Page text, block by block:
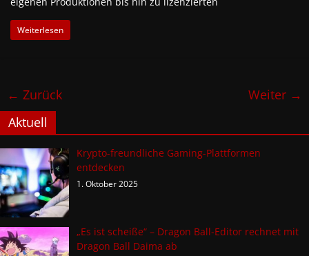
Weiterlesen
← Zurück
Weiter →
Aktuell
Krypto-freundliche Gaming-Plattformen
entdecken
1. Oktober 2025
„Es ist scheiße“ – Dragon Ball-Editor rechnet mit
Dragon Ball Daima ab